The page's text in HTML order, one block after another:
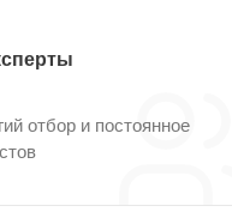
отбор и постоянное